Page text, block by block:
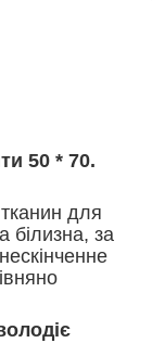
50 * 70.
для
білизна, за